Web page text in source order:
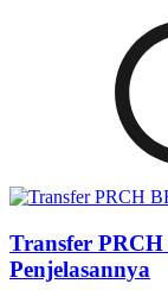
Transfer
Penjelasannya